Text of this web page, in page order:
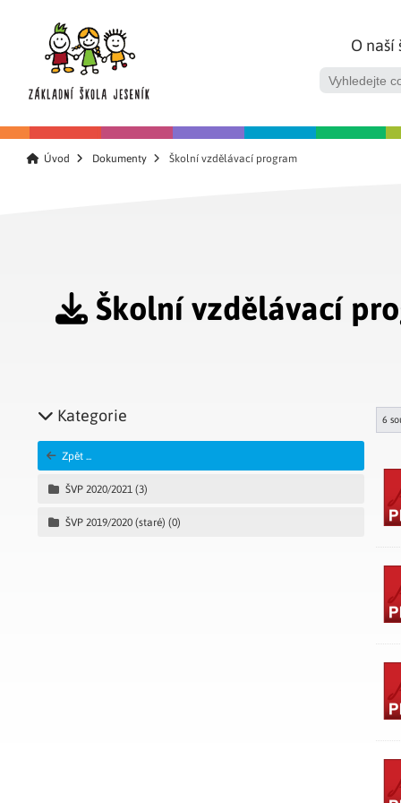
O naší
Úvod Dokumenty Školní vzdělávací program
Školní vzdělávací
Kategorie
Zpět ...
ŠVP 2020/2021 (3)
ŠVP 2019/2020 (staré) (0)
6